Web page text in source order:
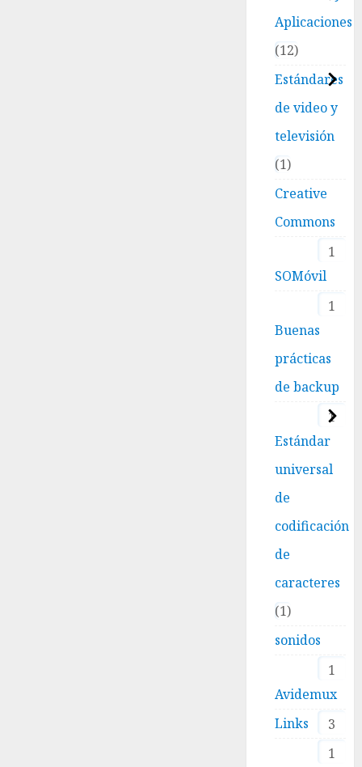
Aplicaciones
12
Estándares
de video y
televisión
1
Creative
Commons
1
SOMóvil
1
Buenas
prácticas
de backup
1
Estándar
universal
de
codificación
de
caracteres
1
sonidos
1
Avidemux
3
Links
1